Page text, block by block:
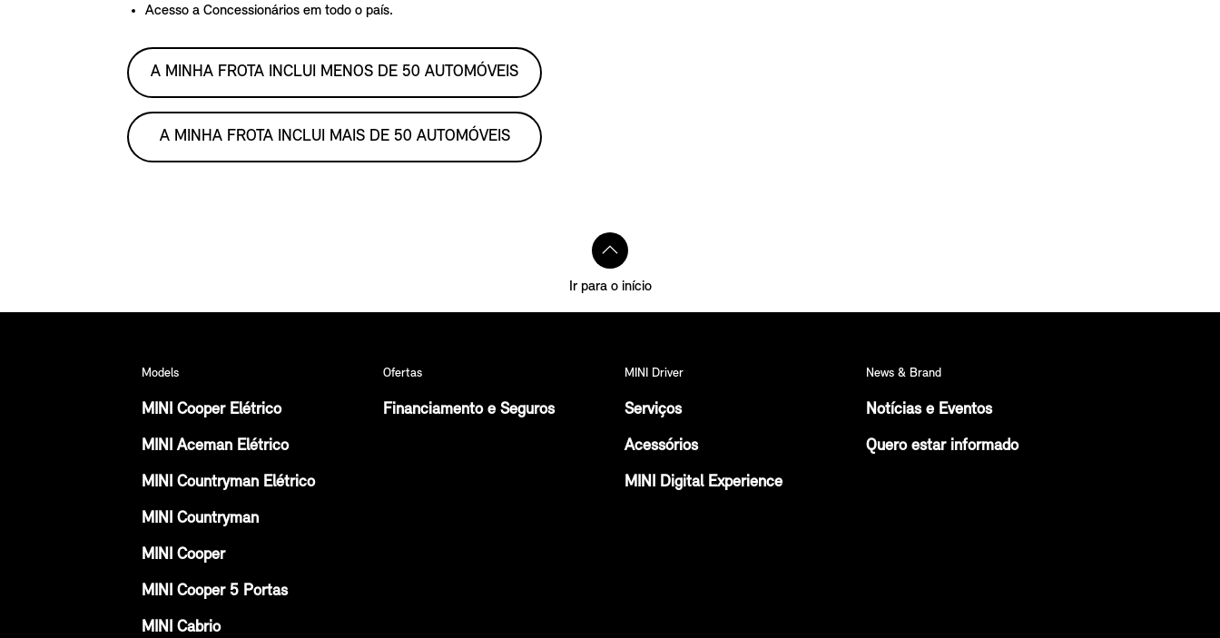
Acesso a Concessionários em todo o país.
A MINHA FROTA INCLUI MENOS DE 50 AUTOMÓVEIS
A MINHA FROTA INCLUI MAIS DE 50 AUTOMÓVEIS
Ir para o início
Models
MINI Cooper Elétrico
MINI Aceman Elétrico
MINI Countryman Elétrico
MINI Countryman
MINI Cooper
MINI Cooper 5 Portas
MINI Cabrio
Ofertas
Financiamento e Seguros
MINI Driver
Serviços
Acessórios
MINI Digital Experience
News & Brand
Notícias e Eventos
Quero estar informado